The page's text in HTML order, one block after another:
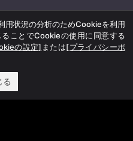
用状況の分析のためCookieを利用
ことでCookieの使用に同意する
の設定] または[プライバシーポ
る